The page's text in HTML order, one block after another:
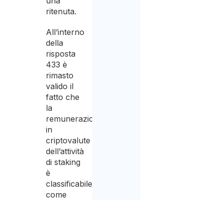
ritenuta.
All’interno
della
risposta
433 è
rimasto
valido il
fatto che
la
remunerazione
in
criptovalute
dell’attività
di staking
è
classificabile
come